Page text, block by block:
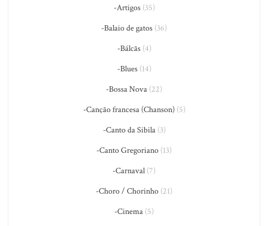
-Artigos(35)
-Balaio de gatos (36)
-Bálcãs(4)
-Blues(14)
-Bossa Nova (22)
-Canção francesa (Chanson)(5)
-Canto da Sibila(3)
-Canto Gregoriano (13)
-Carnaval (7)
-Choro / Chorinho (21)
-Cinema (5)